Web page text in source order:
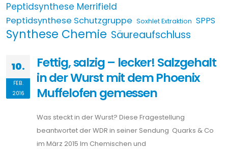
Peptidsynthese Merrifield
Peptidsynthese Schutzgruppe Soxhlet Extraktion SPPS
Synthese Chemie Säureaufschluss
10.
FEB.
2016
Fettig, salzig – lecker! Salzgehalt
in der Wurst mit dem Phoenix
Muffelofen gemessen
Was steckt in der Wurst? Diese Fragestellung
beantwortet der WDR in seiner Sendung Quarks & Co
im März 2015 Im Chemischen und